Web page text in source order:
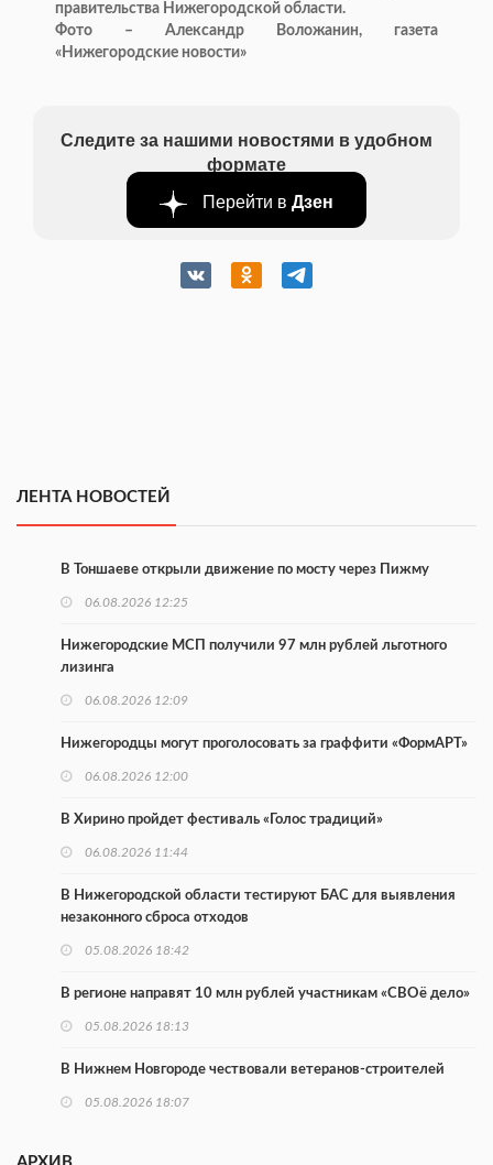
правительства Нижегородской области.
Фото – Александр Воложанин, газета
«Нижегородские новости»
Следите за нашими новостями в удобном
формате
Перейти в Дзен
ЛЕНТА НОВОСТЕЙ
В Тоншаеве открыли движение по мосту через Пижму
06.08.2026 12:25
Нижегородские МСП получили 97 млн рублей льготного
лизинга
06.08.2026 12:09
Нижегородцы могут проголосовать за граффити «ФормАРТ»
06.08.2026 12:00
В Хирино пройдет фестиваль «Голос традиций»
06.08.2026 11:44
В Нижегородской области тестируют БАС для выявления
незаконного сброса отходов
05.08.2026 18:42
В регионе направят 10 млн рублей участникам «СВОё дело»
05.08.2026 18:13
В Нижнем Новгороде чествовали ветеранов-строителей
05.08.2026 18:07